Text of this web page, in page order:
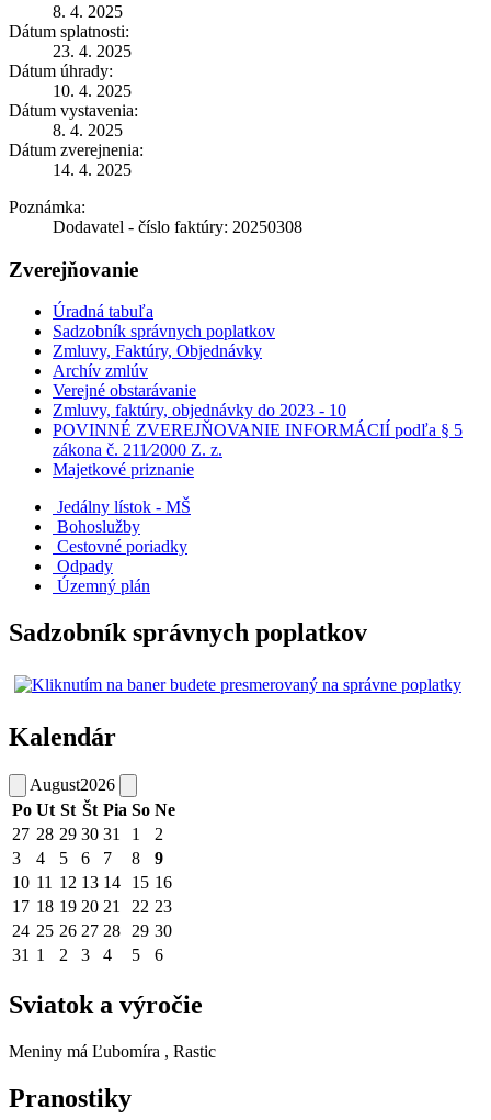
8. 4. 2025
Dátum splatnosti:
23. 4. 2025
Dátum úhrady:
10. 4. 2025
Dátum vystavenia:
8. 4. 2025
Dátum zverejnenia:
14. 4. 2025
Poznámka:
Dodavatel - číslo faktúry: 20250308
Zverejňovanie
Úradná tabuľa
Sadzobník správnych poplatkov
Zmluvy, Faktúry, Objednávky
Archív zmlúv
Verejné obstarávanie
Zmluvy, faktúry, objednávky do 2023 - 10
POVINNÉ ZVEREJŇOVANIE INFORMÁCIÍ podľa § 5
zákona č. 211⁄2000 Z. z.
Majetkové priznanie
Jedálny lístok - MŠ
Bohoslužby
Cestovné poriadky
Odpady
Územný plán
Sadzobník správnych poplatkov
Kalendár
August2026
Po Ut St Št Pia So Ne
27 28 29 30 31 1
2
3
4 5 6 7 8
9
10 11 12 13 14 15 16
17 18 19 20 21 22 23
24 25 26 27 28 29 30
31 1 2 3 4 5 6
Sviatok a výročie
Meniny má Ľubomíra , Rastic
Pranostiky